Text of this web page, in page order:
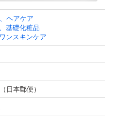
ヘアケア
基礎化粧品
ンスキンケア
日本郵便）